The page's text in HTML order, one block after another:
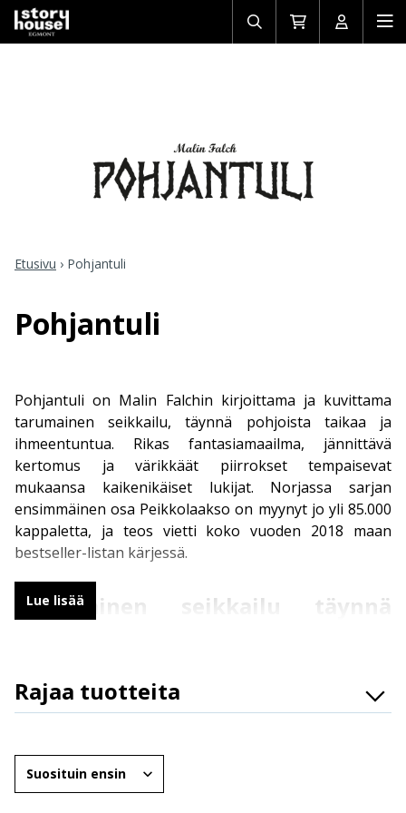
Avaa/sulje
haku
Siirry
ostoskoriin
Avaa/
Etusivu › Pohjantuli
Pohjantuli
Pohjantuli on Malin Falchin kirjoittama ja kuvittama
tarumainen seikkailu, täynnä pohjoista taikaa ja
ihmeentuntua. Rikas fantasiamaailma, jännittävä
kertomus ja värikkäät piirrokset tempaisevat
mukaansa kaikenikäiset lukijat. Norjassa sarjan
ensimmäinen osa Peikkolaakso on myynyt jo yli 85.000
kappaletta, ja teos vietti koko vuoden 2018 maan
bestseller-listan kärjessä.
Tarumainen seikkailu täynnä
mytologiaan, jonka päähenkilönä seikkailee
norjalainen Sonja-tyttö. Sonjan kotiin ilmestyy eräänä
maailmasta. Seikkailunhaluinen Sonja lähtee
revontulien loisteessa pojan mukaan magian
Lue lisää
Rajaa tuotteita
Osasto
Ikäryhmät
Järjestä